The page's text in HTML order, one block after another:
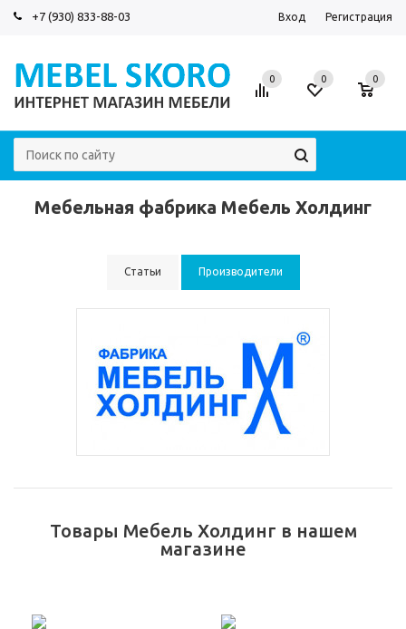
+7 (930) 833-88-03 Вход Регистрация
0 0 0
Мебельная фабрика Мебель Холдинг
Статьи Производители
Товары Мебель Холдинг в нашем
магазине